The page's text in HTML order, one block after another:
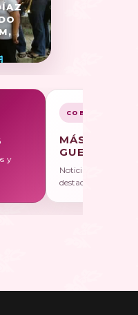
y
COBERTURA
MÁS SOBRE
Noticias, galerías y
destacadas.